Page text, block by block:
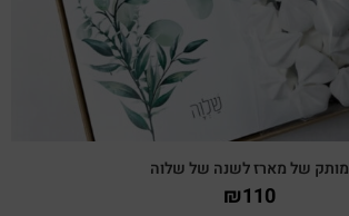
מותק של מארז לשנה של שלוה
₪110